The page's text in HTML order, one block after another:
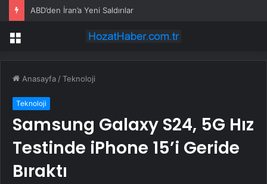
ABD’den İran’a Yeni Saldırılar
Menü
Anasayfa /Teknoloji
Teknoloji
Samsung Galaxy S24, 5G Hız
Testinde iPhone 15’i Geride
Bıraktı